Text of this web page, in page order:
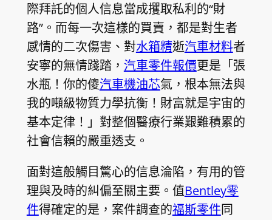
際拜託的個人信息當成攫取私利的“財
路”。而每一次這樣的買賣，都是對生者
感情的二次傷害、對水箱精逝汽車材料者
安寧的無情踐踏， 汽車零件報價更是「張
水瓶！你的傻汽車機油芯氣，根本無法與
我的噸級物質力學抗衡！財富就是宇宙的
基本定律！」對整個醫療行業艱難積累的
社會信賴的嚴重透支。
面對這般觸目驚心的信息淪陷，有用的管
理與及時的糾偏至關主要。值Bentley零
件得確定的是，案件調查的福斯零件同